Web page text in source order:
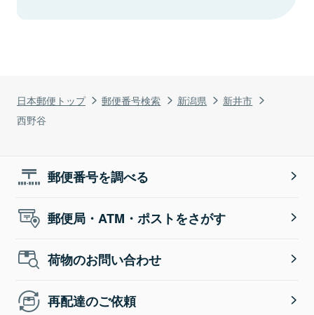
日本郵便トップ 郵便番号検索 新潟県
新井市
西野谷
郵便番号を調べる
郵便局・ATM・ポストをさがす
荷物のお問い合わせ
再配達のご依頼